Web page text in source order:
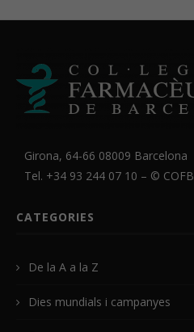
Girona, 64-66 08009 Barcelona
Tel. +34 93 244 07 10 – © COFB
CATEGORIES
De la A a la Z
Dies mundials i campanyes